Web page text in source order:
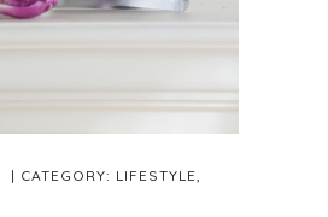
| CATEGORY: LIFESTYLE,